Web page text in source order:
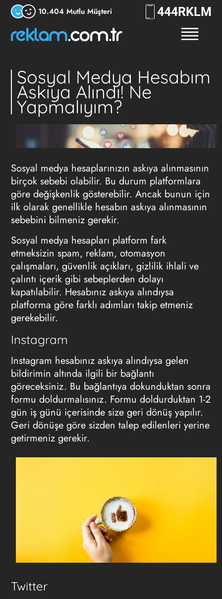
10.404 Mutlu Müşteri 444RKLM
Sosyal Medya Hesabım
Askıya Alındı! Ne
Yapmalıyım?
Sosyal medya hesaplarınızın askıya alınmasının
birçok sebebi olabilir. Bu durum platformlara
göre değişkenlik gösterebilir. Ancak bunun için
ilk olarak genellikle hesabın askıya alınmasının
sebebini bilmeniz gerekir.
Sosyal medya hesapları platform fark
etmeksizin spam, reklam, otomasyon
çalışmaları, güvenlik açıkları, gizlilik ihlali ve
çalıntı içerik gibi sebeplerden dolayı
kapatılabilir. Hesabınız askıya alındıysa
platforma göre farklı adımları takip etmeniz
gerekebilir.
Instagram
Instagram hesabınız askıya alındıysa gelen
bildirimin altında ilgili bir bağlantı
göreceksiniz. Bu bağlantıya dokunduktan sonra
formu doldurmalısınız. Formu doldurduktan 1-2
gün iş günü içerisinde size geri dönüş yapılır.
Geri dönüşe göre sizden talep edilenleri yerine
getirmeniz gerekir.
Twitter